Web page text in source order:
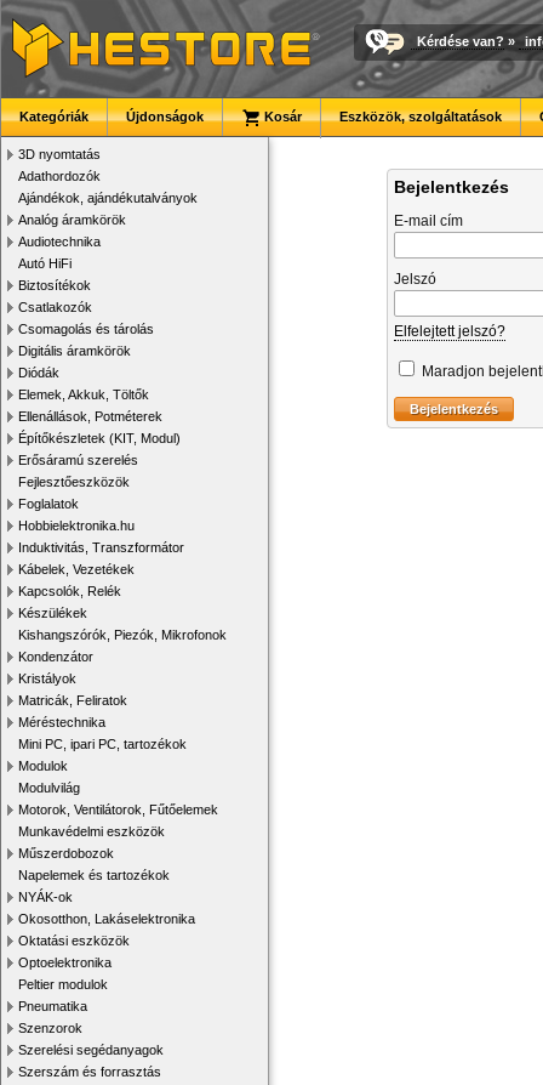
Kérdése van? »
Kategóriák Újdonságok Kosár Eszközök, szolgáltatások
3D nyomtatás
Adathordozók
Ajándékok, ajándékutalványok
Analóg áramkörök
Audiotechnika
Autó HiFi
Biztosítékok
Csatlakozók
Csomagolás és tárolás
Digitális áramkörök
Diódák
Elemek, Akkuk, Töltők
Ellenállások, Potméterek
Építőkészletek (KIT, Modul)
Erősáramú szerelés
Fejlesztőeszközök
Foglalatok
Hobbielektronika.hu
Induktivitás, Transzformátor
Kábelek, Vezetékek
Kapcsolók, Relék
Készülékek
Kishangszórók, Piezók, Mikrofonok
Kondenzátor
Kristályok
Matricák, Feliratok
Méréstechnika
Mini PC, ipari PC, tartozékok
Modulok
Modulvilág
Motorok, Ventilátorok, Fűtőelemek
Munkavédelmi eszközök
Műszerdobozok
Napelemek és tartozékok
NYÁK-ok
Okosotthon, Lakáselektronika
Oktatási eszközök
Optoelektronika
Peltier modulok
Pneumatika
Szenzorok
Szerelési segédanyagok
Szerszám és forrasztás
Bejelentkezés
E-mail cím
Jelszó
Elfelejtett jelszó?
Maradjon